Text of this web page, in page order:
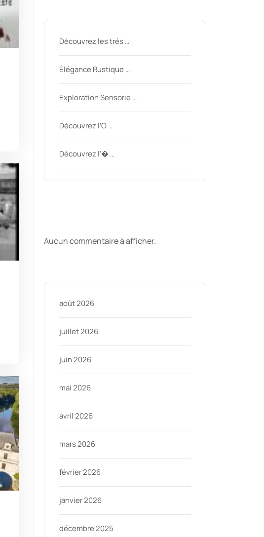
masdejaninycom
Découvrez les trés …
Élégance Rustique …
Exploration Sensorie …
Découvrez l’O …
Découvrez l’� …
Aucun commentaire à afficher.
août 2026
juillet 2026
juin 2026
mai 2026
avril 2026
mars 2026
février 2026
janvier 2026
décembre 2025